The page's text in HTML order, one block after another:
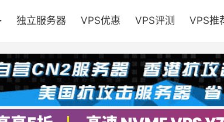
独立服务器 VPS优惠 VPS评测 VPS推